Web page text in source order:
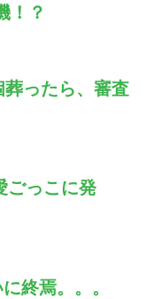
！？
ったら、審査
ごっこに発
終焉。。。